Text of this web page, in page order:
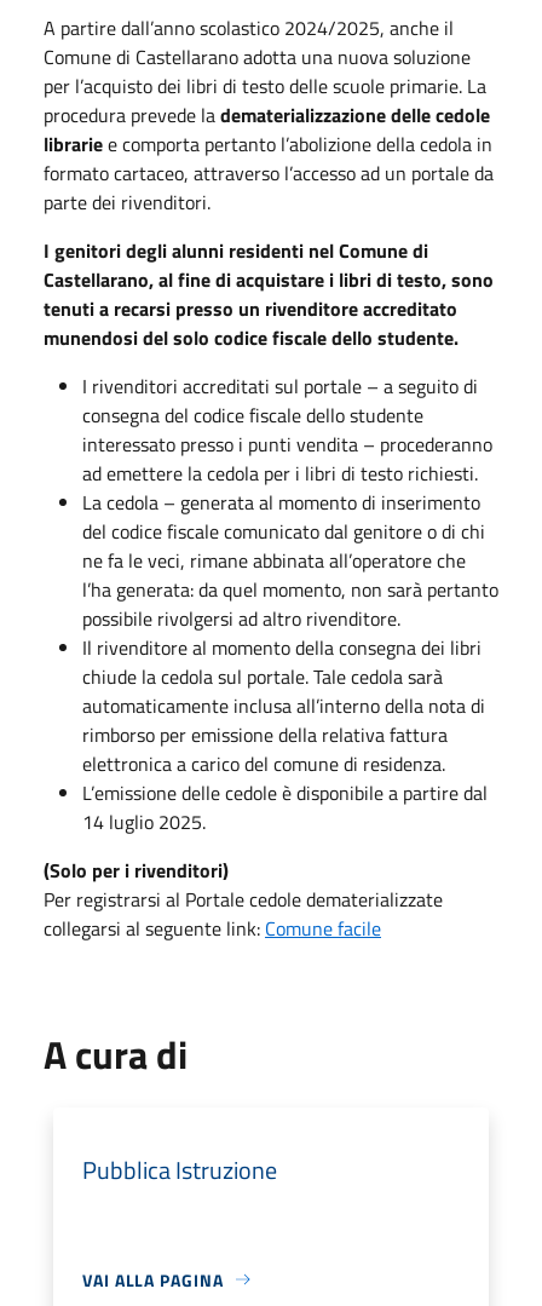
A partire dall’anno scolastico 2024/2025, anche il
Comune di Castellarano adotta una nuova soluzione
per l’acquisto dei libri di testo delle scuole primarie. La
procedura prevede ladematerializzazione delle cedole
librariee comporta pertanto l’abolizione della cedola in
formato cartaceo, attraverso l’accesso ad un portale da
parte dei rivenditori.
I genitori degli alunni residenti nel Comune di
Castellarano, al fine di acquistare i libri di testo, sono
tenuti a recarsi presso un rivenditore accreditato
munendosi del solo codice fiscale dello studente.
I rivenditori accreditati sul portale – a seguito di
consegna del codice fiscale dello studente
interessato presso i punti vendita – procederanno
ad emettere la cedola per i libri di testo richiesti.
La cedola – generata al momento di inserimento
del codice fiscale comunicato dal genitore o di chi
ne fa le veci, rimane abbinata all’operatore che
l’ha generata: da quel momento, non sarà pertanto
possibile rivolgersi ad altro rivenditore.
Il rivenditore al momento della consegna dei libri
chiude la cedola sul portale. Tale cedola sarà
automaticamente inclusa all’interno della nota di
rimborso per emissione della relativa fattura
elettronica a carico del comune di residenza.
L’emissione delle cedole è disponibile a partire dal
14 luglio 2025.
(Solo per i rivenditori)
Per registrarsi al Portale cedole dematerializzate
collegarsi al seguente link: Comune facile
A cura di
Pubblica Istruzione
VAI ALLA PAGINA